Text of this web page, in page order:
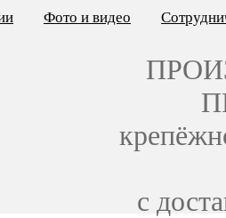
Фото и видео
с